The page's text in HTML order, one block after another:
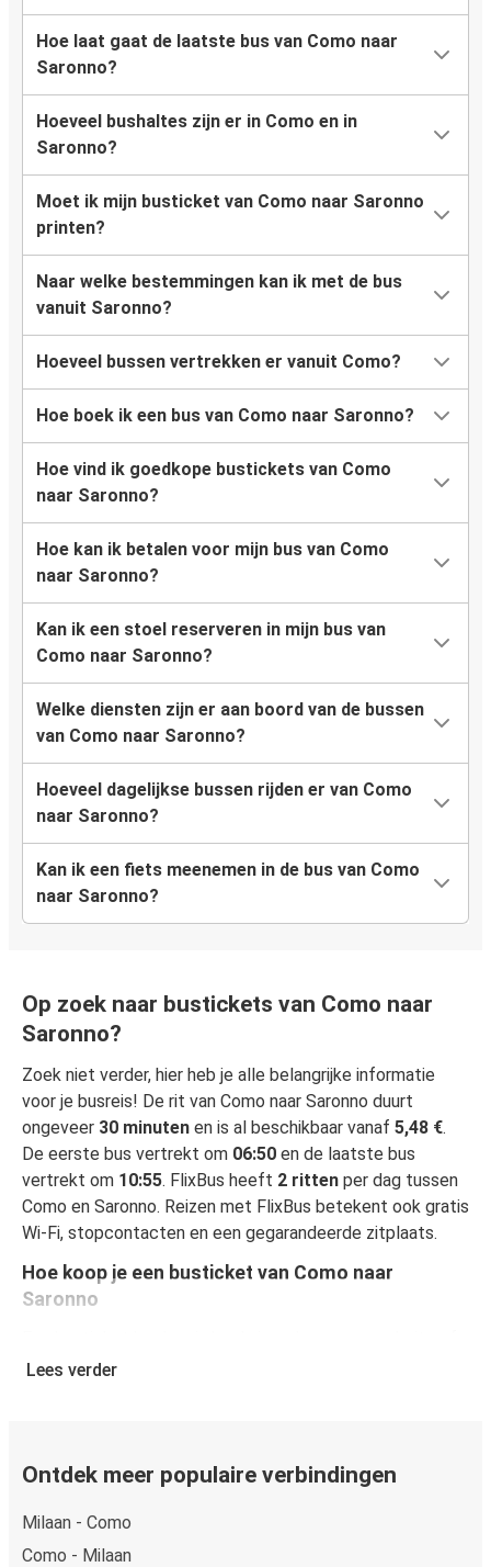
Hoe laat gaat de laatste bus van Como naar
Saronno?
Hoeveel bushaltes zijn er in Como en in
Saronno?
Moet ik mijn busticket van Como naar Saronno
printen?
Naar welke bestemmingen kan ik met de bus
vanuit Saronno?
Hoeveel bussen vertrekken er vanuit Como?
Hoe boek ik een bus van Como naar Saronno?
Hoe vind ik goedkope bustickets van Como
naar Saronno?
Hoe kan ik betalen voor mijn bus van Como
naar Saronno?
Kan ik een stoel reserveren in mijn bus van
Como naar Saronno?
Welke diensten zijn er aan boord van de bussen
van Como naar Saronno?
Hoeveel dagelijkse bussen rijden er van Como
naar Saronno?
Kan ik een fiets meenemen in de bus van Como
naar Saronno?
Op zoek naar bustickets van Como naar
Saronno?
Zoek niet verder, hier heb je alle belangrijke informatie
voor je busreis! De rit van Como naar Saronno duurt
ongeveer 30 minuten en is al beschikbaar vanaf 5,48 €.
De eerste bus vertrekt om 06:50 en de laatste bus
vertrekt om 10:55. FlixBus heeft 2 ritten per dag tussen
Como en Saronno. Reizen met FlixBus betekent ook gratis
Wi-Fi, stopcontacten en een gegarandeerde zitplaats.
Hoe koop je een busticket van Como naar
Saronno
gratis app boek je een rit in een paar klikken. Als je online
bij een van onze verkooppunten.
Lees verder
Ontdek meer populaire verbindingen
Milaan - Como
Como - Milaan